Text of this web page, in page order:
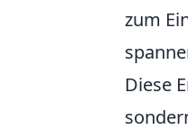
zum
Diese